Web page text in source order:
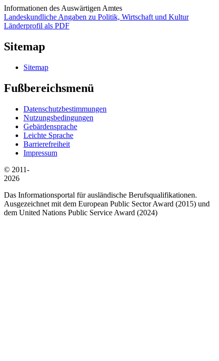
Informationen des Auswärtigen Amtes
Landeskundliche Angaben zu Politik, Wirtschaft und Kultur
Länderprofil als PDF
Sitemap
Sitemap
Fußbereichsmenü
Datenschutzbestimmungen
Nutzungsbedingungen
Gebärdensprache
Leichte Sprache
Barrierefreiheit
Impressum
© 2011-
2026
Das Informationsportal für ausländische Berufsqualifikationen.
Ausgezeichnet mit dem European Public Sector Award (2015) und
dem United Nations Public Service Award (2024)